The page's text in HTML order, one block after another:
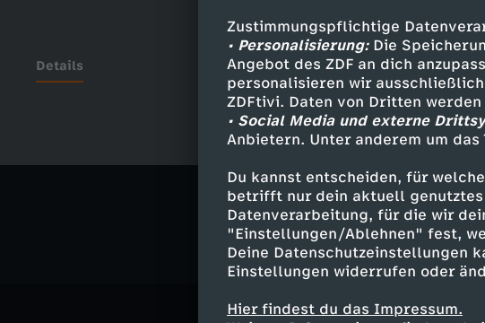
Zustimmungspflichtige
• Personalisierung:Die
Angebot des ZDF an dich
personalisieren wir ausschließlich
ZDFtivi. Daten von Dritten
• Social Media und externe
Anbietern. Unter anderem um
Du kannst entscheiden, für
betrifft nur dein aktuell
Datenverarbeitung, für die wir
"Einstellungen/Ablehnen" fest,
Deine Datenschutzeinstellungen
Einstellungen widerrufen oder
Hier findest du das Impressum.
Details
Ähnliche Inhalte
Gesellschaft